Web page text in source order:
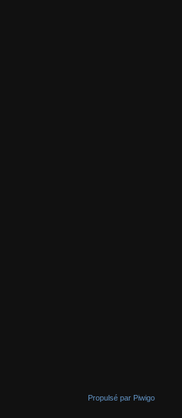
Propulsé par Piwigo